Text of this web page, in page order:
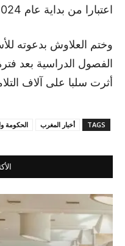
اعتبارا من بداية عام 2024.
وختم العلاوش بدعوته
الفصول الدراسية بعد
أثرت سلبا على آلاف
TAGS أخبار المغرب الحكومة